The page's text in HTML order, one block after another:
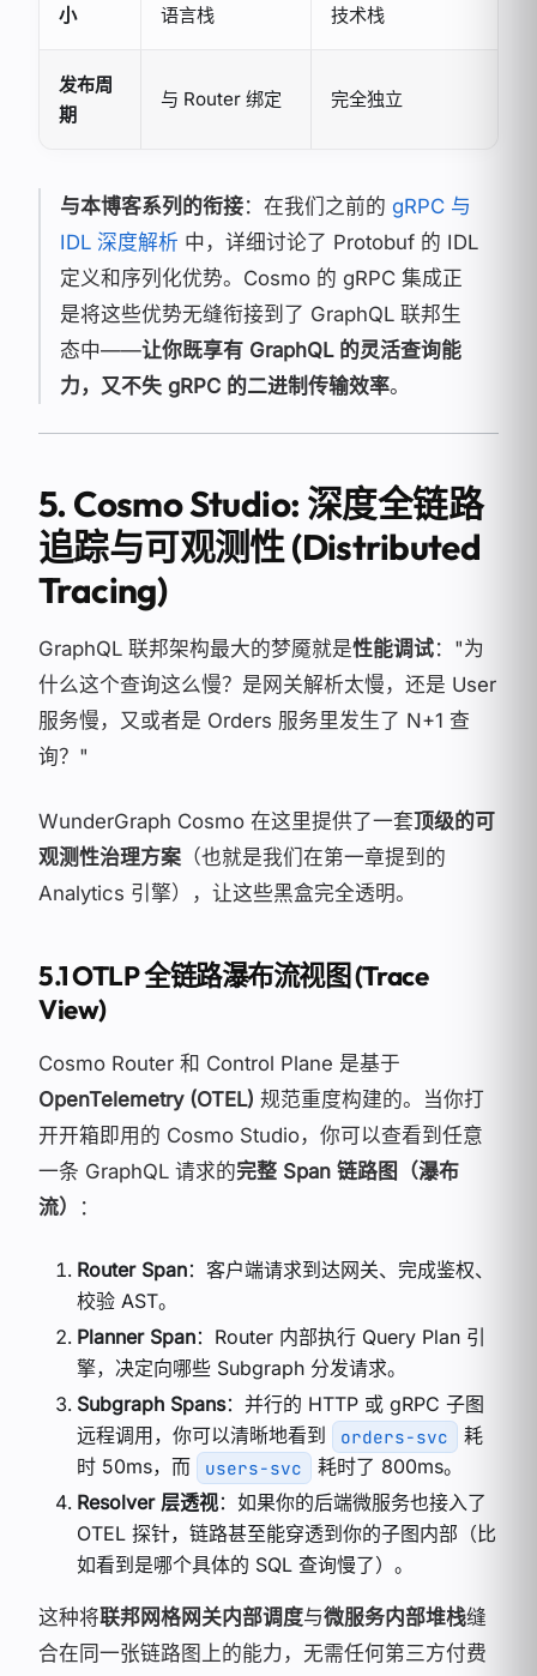
小 语言栈 技术栈
发布周
期
与 Router 绑定 完全独立
与本博客系列的衔接：在我们之前的 gRPC 与
IDL 深度解析 中，详细讨论了 Protobuf 的 IDL
定义和序列化优势。Cosmo 的 gRPC 集成正
是将这些优势无缝衔接到了 GraphQL 联邦生
态中——让你既享有 GraphQL 的灵活查询能
力，又不失 gRPC 的二进制传输效率。
5. Cosmo Studio: 深度全链路
追踪与可观测性 (Distributed
Tracing)
GraphQL 联邦架构最大的梦魇就是性能调试："为
什么这个查询这么慢？是网关解析太慢，还是 User
服务慢，又或者是 Orders 服务里发生了 N+1 查
询？"
WunderGraph Cosmo 在这里提供了一套顶级的可
观测性治理方案 （也就是我们在第一章提到的
Analytics 引擎），让这些黑盒完全透明。
5.1 OTLP 全链路瀑布流视图 (Trace
View)
Cosmo Router 和 Control Plane 是基于
OpenTelemetry (OTEL) 规范重度构建的。当你打
开开箱即用的 Cosmo Studio，你可以查看到任意
一条 GraphQL 请求的完整 Span 链路图（瀑布
流）
：
Router Span：客户端请求到达网关、完成鉴权、
校验 AST。
Planner Span：Router 内部执行 Query Plan 引
擎，决定向哪些 Subgraph 分发请求。
Subgraph Spans：并行的 HTTP 或 gRPC 子图
远程调用，你可以清晰地看到
orders-svc
耗
时 50ms，而
users-svc
耗时了 800ms。
Resolver 层透视：如果你的后端微服务也接入了
OTEL 探针，链路甚至能穿透到你的子图内部（比
如看到是哪个具体的 SQL 查询慢了）。
这种将联邦网格网关内部调度与微服务内部堆栈缝
合在同一张链路图上的能力，无需任何第三方付费